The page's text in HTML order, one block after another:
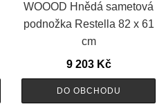
WOOOD Hnědá sametová
podnožka Restella 82 x 61
cm
9 203 Kč
DO OBCHODU